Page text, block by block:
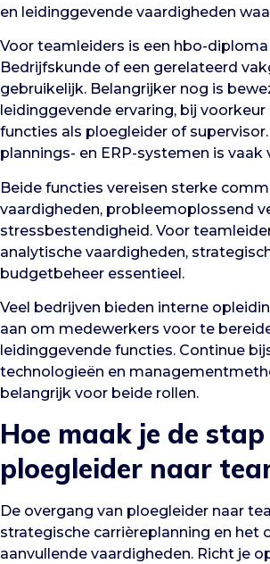
en leidinggevende vaardigheden
Voor teamleiders is een hbo-
Bedrijfskunde of een gerelateerd
gebruikelijk. Belangrijker nog is
leidinggevende ervaring, bij
functies als ploegleider of supervisor.
plannings- en ERP-systemen is vaak
Beide functies vereisen sterke
vaardigheden, probleemoplossend
stressbestendigheid. Voor
analytische vaardigheden,
budgetbeheer essentieel.
Veel bedrijven bieden interne
aan om medewerkers voor te
leidinggevende functies. Continue
technologieën en
belangrijk voor beide rollen.
Hoe maak je de
ploegleider naar
De overgang van ploegleider naar
strategische carrièreplanning en het
aanvullende vaardigheden. Richt je